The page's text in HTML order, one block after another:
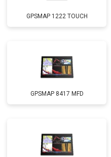
GPSMAP 1222 TOUCH
GPSMAP 8417 MFD